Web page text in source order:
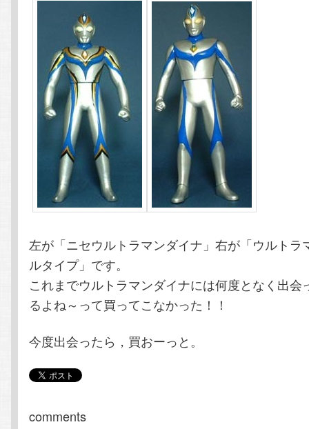
左が「ニセウルトラマンダイナ」右が「ウルトラ
ルタイプ」です。
これまでウルトラマンダイナには何度となく出会
るよね～って買ってこなかった！！
今度出会ったら，買おーっと。
comments